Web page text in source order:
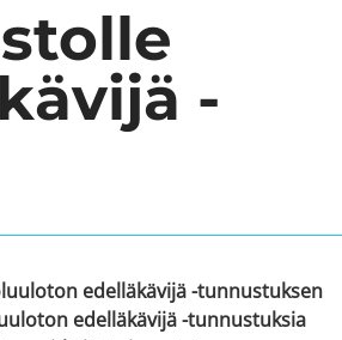
-
edelläkävijä -tunnustuksen
edelläkävijä -tunnustuksia